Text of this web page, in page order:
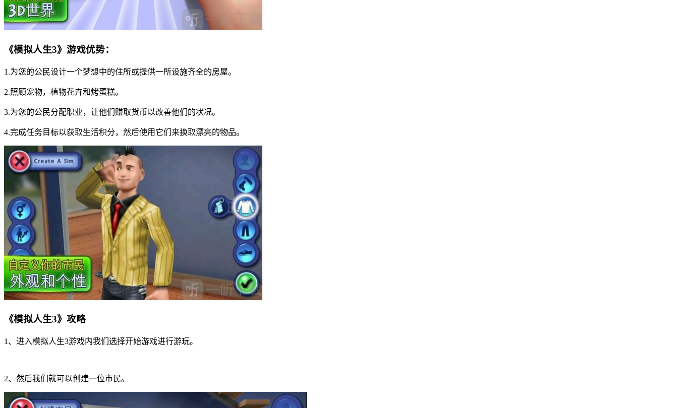
《模拟人生3》游戏优势：
1.为您的公民设计一个梦想中的住所或提供一所设施齐全的房屋。
2.照顾宠物，植物花卉和烤蛋糕。
3.为您的公民分配职业，让他们赚取货币以改善他们的状况。
4.完成任务目标以获取生活积分，然后使用它们来换取漂亮的物品。
《模拟人生3》攻略
1、进入模拟人生3游戏内我们选择开始游戏进行游玩。
2、然后我们就可以创建一位市民。